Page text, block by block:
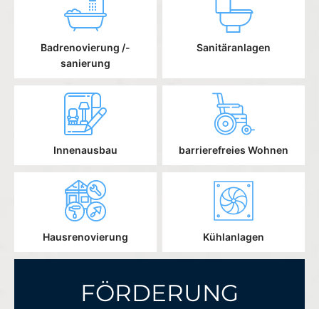
Badrenovierung /-
sanierung
Sanitäranlagen
Innenausbau barrierefreies Wohnen
Hausrenovierung Kühlanlagen
FÖRDERUNG